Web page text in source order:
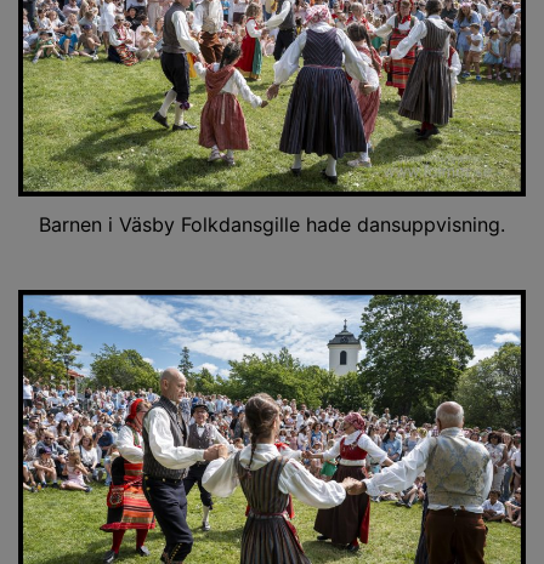
Barnen i Väsby Folkdansgille hade dansuppvisning.